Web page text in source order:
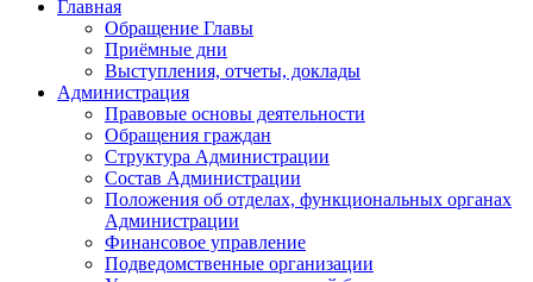
Главная
Обращение Главы
Приёмные дни
Выступления, отчеты, доклады
Администрация
Правовые основы деятельности
Обращения граждан
Структура Администрации
Состав Администрации
Положения об отделах, функциональных органах
Администрации
Финансовое управление
Подведомственные организации